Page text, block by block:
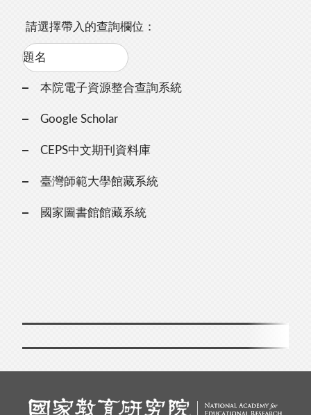
請選擇帶入的查詢欄位：
本院電子資源整合查詢系統
Google Scholar
CEPS中文期刊資料庫
臺灣師範大學館藏系統
國家圖書館館藏系統